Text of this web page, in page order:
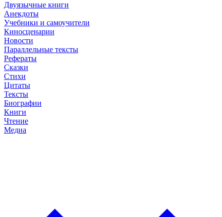
Двуязычные книги
Анекдоты
Учебники и самоучители
Киносценарии
Новости
Параллельные тексты
Рефераты
Сказки
Стихи
Цитаты
Тексты
Биографии
Книги
Чтение
Медиа